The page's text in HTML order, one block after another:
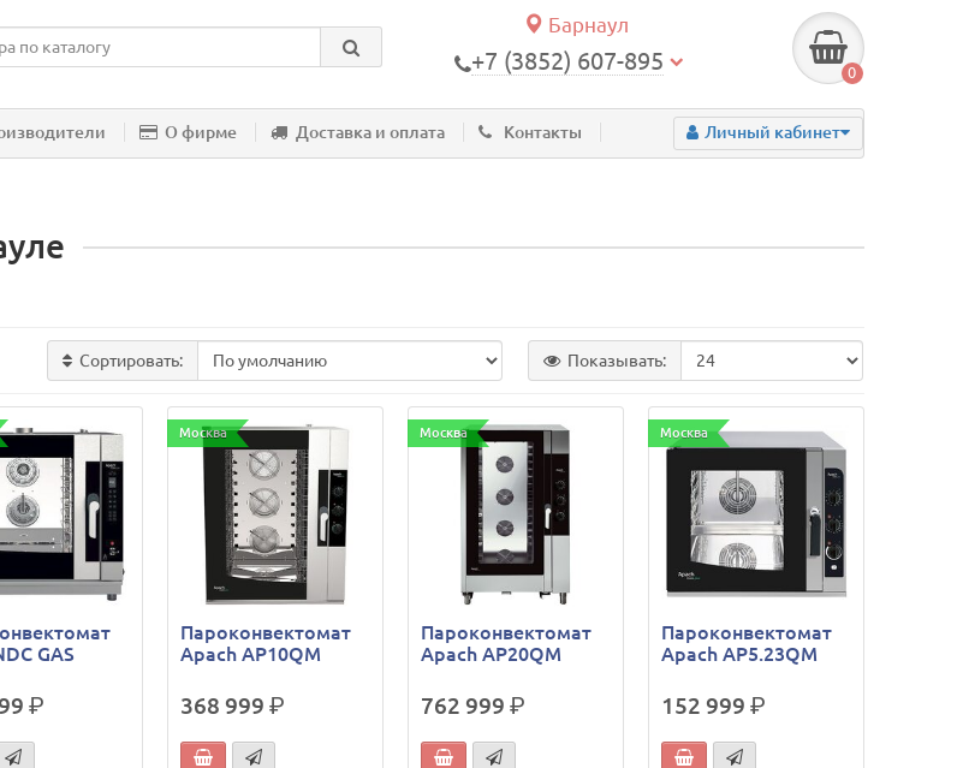
Барнаул
+7 (3852) 607-895 0
О фирме Доставка и оплата Контакты Личный кабинет
Сортировать: Показывать:
GAS
р.
Москва
Пароконвектомат
Apach AP10QM
368 999 р.
Москва
Пароконвектомат
Apach AP20QM
762 999 р.
Москва
Пароконвектомат
Apach AP5.23QM
152 999 р.